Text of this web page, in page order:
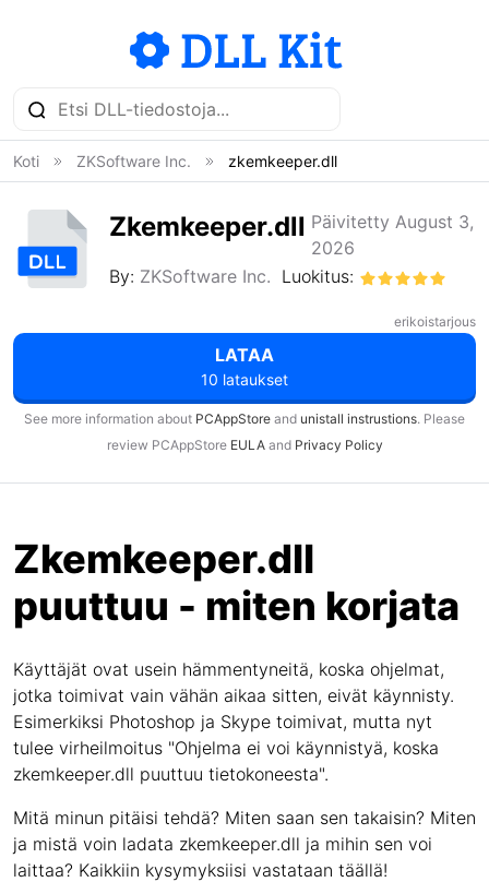
Koti ZKSoftware Inc. zkemkeeper.dll
Zkemkeeper.dll Päivitetty August 3,
2026
By: ZKSoftware Inc. Luokitus:
erikoistarjous
LATAA
10 lataukset
See more information about PCAppStore and unistall instrustions. Please
review PCAppStore EULAand Privacy Policy
Zkemkeeper.dll
puuttuu - miten korjata
Käyttäjät ovat usein hämmentyneitä, koska ohjelmat,
jotka toimivat vain vähän aikaa sitten, eivät käynnisty.
Esimerkiksi Photoshop ja Skype toimivat, mutta nyt
tulee virheilmoitus "Ohjelma ei voi käynnistyä, koska
zkemkeeper.dll puuttuu tietokoneesta".
Mitä minun pitäisi tehdä? Miten saan sen takaisin? Miten
ja mistä voin ladata zkemkeeper.dll ja mihin sen voi
laittaa? Kaikkiin kysymyksiisi vastataan täällä!